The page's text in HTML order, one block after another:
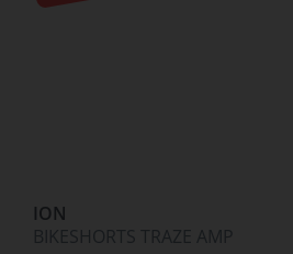
ION
BIKESHORTS TRAZE AMP